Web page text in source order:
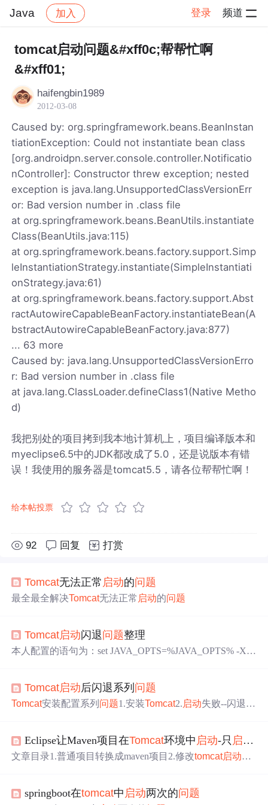
Java 加入 登录 频道
社区 Java 帖子详情
tomcat启动问题&#xff0c;帮帮忙啊
&#xff01;
haifengbin1989
2012-03-08
Caused by: org.springframework.beans.BeanInstan
tiationException: Could not instantiate bean class
[org.androidpn.server.console.controller.Notificatio
nController]: Constructor threw exception; nested
exception is java.lang.UnsupportedClassVersionErr
or: Bad version number in .class file
at org.springframework.beans.BeanUtils.instantiate
Class(BeanUtils.java:115)
at org.springframework.beans.factory.support.Simp
leInstantiationStrategy.instantiate(SimpleInstantiati
onStrategy.java:61)
at org.springframework.beans.factory.support.Abst
ractAutowireCapableBeanFactory.instantiateBean(A
bstractAutowireCapableBeanFactory.java:877)
... 63 more
Caused by: java.lang.UnsupportedClassVersionErro
r: Bad version number in .class file
at java.lang.ClassLoader.defineClass1(Native Metho
d)
我把别处的项目拷到我本地计算机上，项目编译版本和
myeclipse6.5中的JDK都改成了5.0，还是说版本有错
误！我使用的服务器是tomcat5.5，请各位帮帮忙啊！
给本帖投票
92 回复 打赏
Tomcat无法正常 启动的问题
最全最全解决Tomcat无法正常 启动的问题
Tomcat启动闪退问题整理
本人配置的语句为：set JAVA_OPTS=%JAVA_OPTS% -Xm
功：开始à运行à输入命令：java –version，显示具体的jdk版
本,那么说明jdk安装成功.3、tomcat内存配置有误（Catalina
Tomcat启动后闪退系列 问题
Tomcat安装配置系列 问题1.安装Tomcat2. 启动失败--闪退第
et/yangxingpa/article/details/58174598 注：作者–Star_Li_92
建议安装Tomcat8.0版本，较稳定 2.启动失败–闪退启动
上述教程配置好
Eclipse让Maven项目在Tomcat环境中 启动-只 启动
文章目录1.普通项目转换成maven项目2.修改tomcat启动时
依赖和修改项目设置 右键项目，properties 把maven依赖放
springboot在tomcat中 启动两次的问题